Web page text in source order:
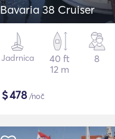
Bavaria 38 Cruiser
Jadrnica
40 ft
12 m
8
$478/noč